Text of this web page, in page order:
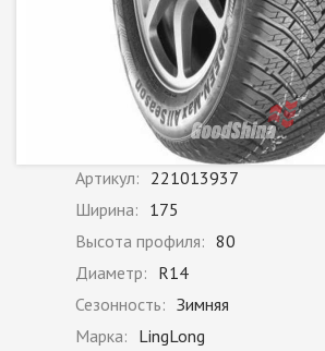
Артикул: 221013937
Ширина: 175
Высота профиля: 80
Диаметр: R14
Сезонность: Зимняя
Марка: LingLong